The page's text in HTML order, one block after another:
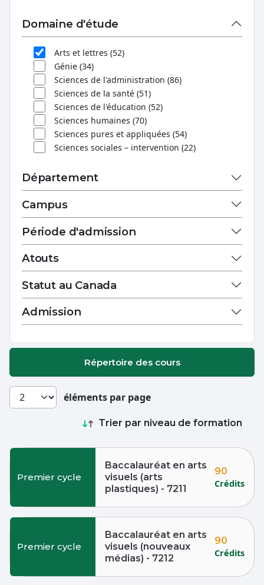
Domaine d'étude
Arts et lettres (52)
Génie (34)
Sciences de l'administration (86)
Sciences de la santé (51)
Sciences de l'éducation (52)
Sciences humaines (70)
Sciences pures et appliquées (54)
Sciences sociales – intervention (22)
Département
Campus
Période d'admission
Atouts
Statut au Canada
Admission
Répertoire des cours
éléments par page
Trier par niveau de formation
Premier cycle
Baccalauréat en arts
visuels (arts
plastiques) - 7211
90
Crédits
Premier cycle
Baccalauréat en arts
visuels (nouveaux
médias) - 7212
90
Crédits